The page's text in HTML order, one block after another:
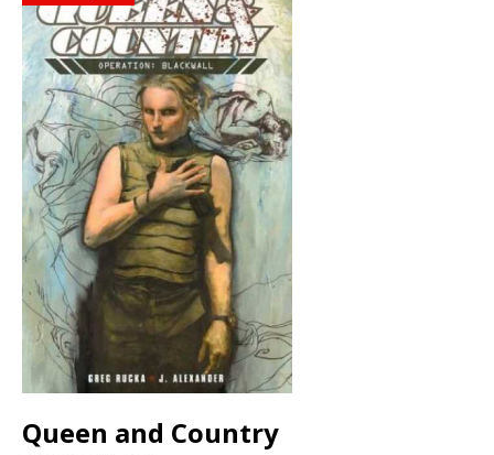
Queen and Country